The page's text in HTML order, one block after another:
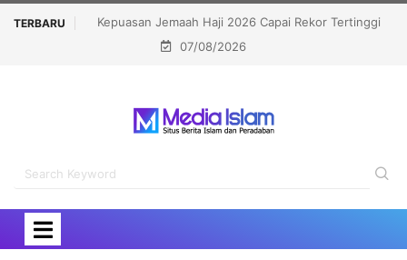
TERBARU
Haji 2026 Capai Rekor Tertinggi
Politisi Muslim Berpeluang jadi
07/08/2026